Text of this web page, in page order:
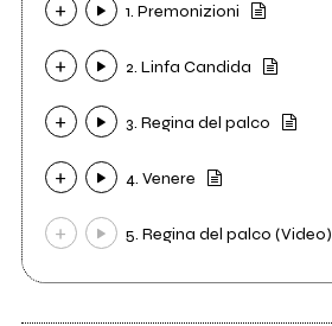
1. Premonizioni
2. Linfa Candida
3. Regina del palco
4. Venere
5. Regina del palco (Video)